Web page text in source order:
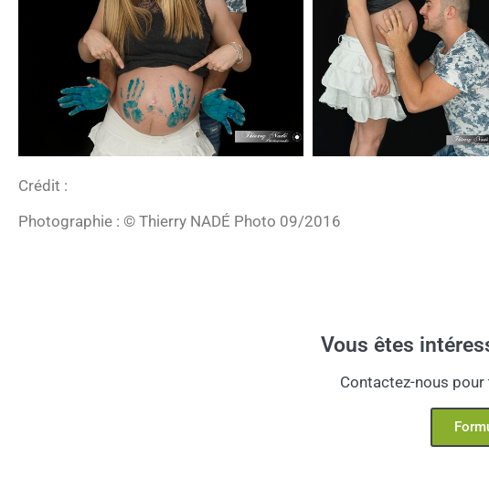
Crédit :
Photographie : © Thierry NADÉ Photo 09/2016
Vous êtes
Contactez-nous